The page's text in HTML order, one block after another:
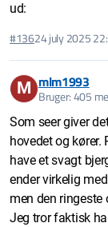
ud:
#13624 july 2025
M mlm1993
Bruger:
Som seer giver
hovedet og kører.
have et svagt
ender virkelig
men den
Jeg tror faktisk